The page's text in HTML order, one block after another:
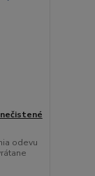
odevu